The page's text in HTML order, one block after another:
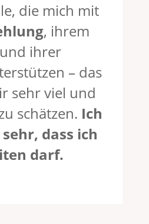
die mich mit
, ihrem
und ihrer
– das
sehr viel und
schätzen. Ich
dass ich
darf.